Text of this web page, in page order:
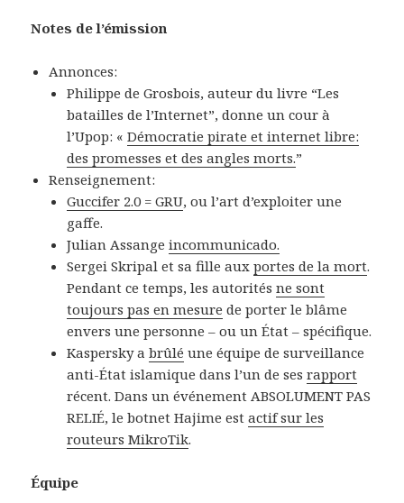
Notes de l’émission
Annonces:
Philippe de Grosbois, auteur du livre “Les
batailles de l’Internet”, donne un cour à
l’Upop: «Démocratie pirate et internet libre:
des promesses et des angles morts.”
Renseignement:
Guccifer 2.0 = GRU, ou l’art d’exploiter une
gaffe.
Julian Assangeincommunicado.
Sergei Skripal et sa fille auxportes de la mort.
Pendant ce temps, les autoritésne sont
toujours pas en mesure de porter le blâme
envers une personne – ou un État – spécifique.
Kaspersky abrûlé une équipe de surveillance
anti-État islamique dans l’un de sesrapport
récent. Dans un événement ABSOLUMENT PAS
RELIÉ, le botnet Hajime estactif sur les
routeurs MikroTik.
Équipe